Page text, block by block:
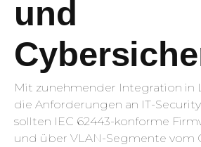
und
Mit zunehmender Integration in
die Anforderungen an IT-
sollten IEC 62443-konforme
und über VLAN-Segmente vom